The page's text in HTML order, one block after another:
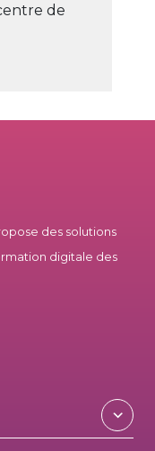
de
des solutions
digitale des